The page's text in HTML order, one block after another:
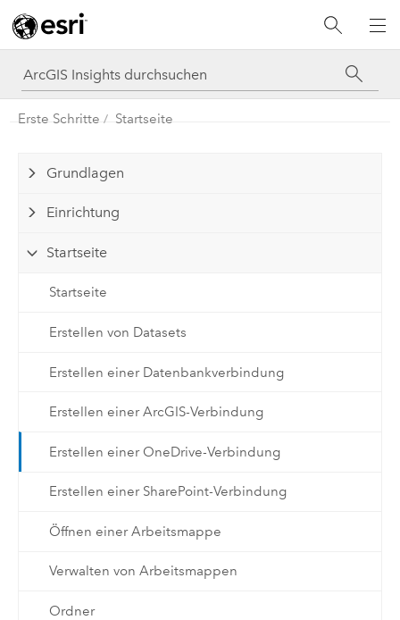
Erste Schritte Startseite
Grundlagen
Einrichtung
Startseite
Startseite
Erstellen von Datasets
Erstellen einer Datenbankverbindung
Erstellen einer ArcGIS-Verbindung
Erstellen einer OneDrive-Verbindung
Erstellen einer SharePoint-Verbindung
Öffnen einer Arbeitsmappe
Verwalten von Arbeitsmappen
Ordner